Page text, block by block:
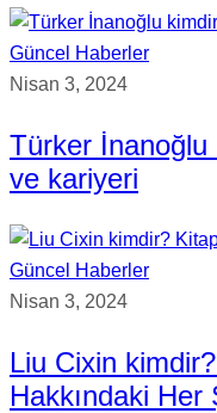
Güncel Haberler
Nisan 3, 2024
Türker İnanoğlu
ve kariyeri
Güncel Haberler
Nisan 3, 2024
Liu Cixin
Hakkındaki Her